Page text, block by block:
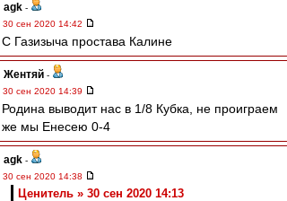
agk -
30 сен 2020 14:42
С Газизыча простава Калине
Жентяй -
30 сен 2020 14:39
Родина выводит нас в 1/8 Кубка, не проиграем
же мы Енесею 0-4
agk -
30 сен 2020 14:38
Ценитель » 30 сен 2020 14:13